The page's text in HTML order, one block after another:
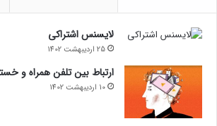
لایسنس اشتراکی
25 اردیبهشت 1402
ارتباط بین تلفن همراه و
10 اردیبهشت 1402